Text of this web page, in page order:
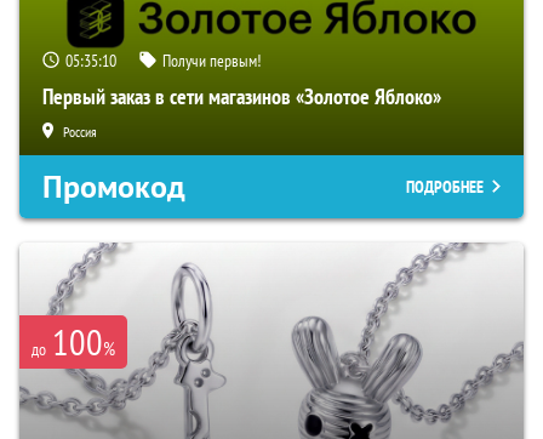
05:35:10 Получи первым!
Первый заказ в сети магазинов «Золотое Яблоко»
Россия
Промокод ПОДРОБНЕЕ
до 100%